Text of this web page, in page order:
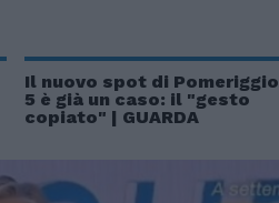
Il nuovo spot di Pomeriggio
5 è già un caso: il "gesto
copiato" | GUARDA